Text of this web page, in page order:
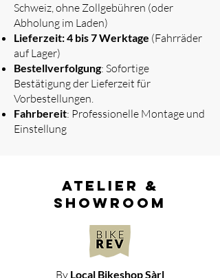
Schweiz, ohne Zollgebühren (oder
Abholung im Laden)
Lieferzeit: 4 bis 7 Werktage (Fahrräder
auf Lager)
Bestellverfolgung: Sofortige
Bestätigung der Lieferzeit für
Vorbestellungen.
Fahrbereit: Professionelle Montage und
Einstellung
atelier &
showroom
By Local Bikeshop Sàrl